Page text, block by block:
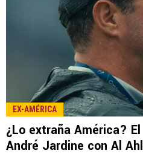
LEE TAMBIÉN